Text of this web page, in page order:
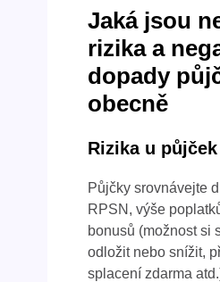
Jaká jsou
rizika a
dopady
obecně
Rizika u půjček
Půjčky srovnávejte
RPSN, výše
bonusů (možnost si
odložit nebo snížit,
splacení zdarma